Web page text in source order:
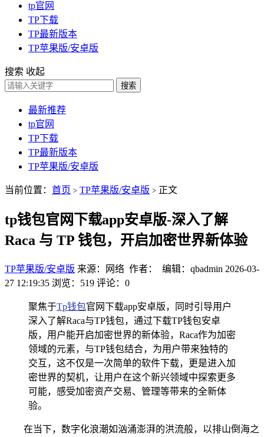
tp官网
TP下载
TP最新版本
TP苹果版/安卓版
搜索 收起
搜索
最新推荐
tp官网
TP下载
TP最新版本
TP苹果版/安卓版
当前位置： 首页 > TP苹果版/安卓版 > 正文
tp钱包官网下载app安卓版-深入了解
Raca 与 TP 钱包，开启加密世界新体验
TP苹果版/安卓版 来源：网络 作者： 编辑：qbadmin 2026-03-
27 12:19:35 浏览：519 评论：0
聚焦于Tp钱包官网下载app安卓版，同时引导用户
深入了解Raca与TP钱包，通过下载TP钱包安卓
版，用户能开启加密世界的新体验，Raca作为加密
领域的元素，与TP钱包结合，为用户带来独特的
交互，这不仅是一次简单的软件下载，更是进入加
密世界的契机，让用户在这个新兴领域中探索更多
可能，感受加密资产交易、管理等带来的全新体
验。
在当下，数字化浪潮如汹涌澎湃的洪流般，以排山倒海之